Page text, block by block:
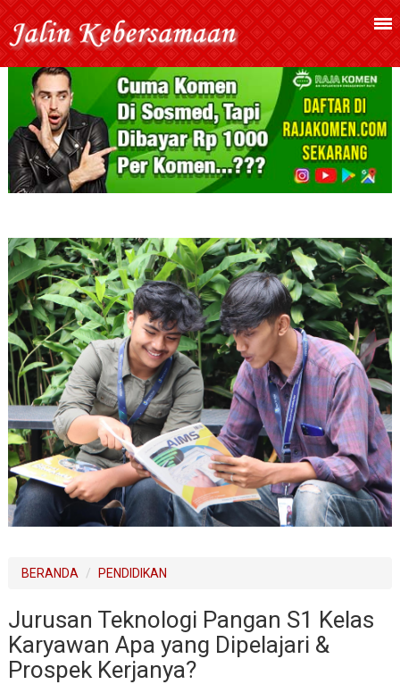
BERANDA PENDIDIKAN
Jurusan Teknologi Pangan S1 Kelas
Karyawan Apa yang Dipelajari &
Prospek Kerjanya?